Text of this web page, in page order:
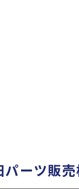
パーツ販